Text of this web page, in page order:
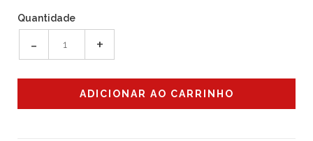
Quantidade
- +